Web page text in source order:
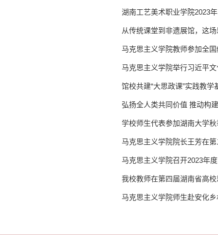
湖南工艺美术职业学院2023
从传统课堂到非遗展馆，这场
马克思主义学院教师参加全
马克思主义学院举行习近平
馆校共建“大思政课”实践教
弘扬全人类共同价值 推动构
学校师生代表参加湖南大学
马克思主义学院院长王芳在
马克思主义学院召开2023年
我校教师在第四届湖南省高
马克思主义学院师生赴安化